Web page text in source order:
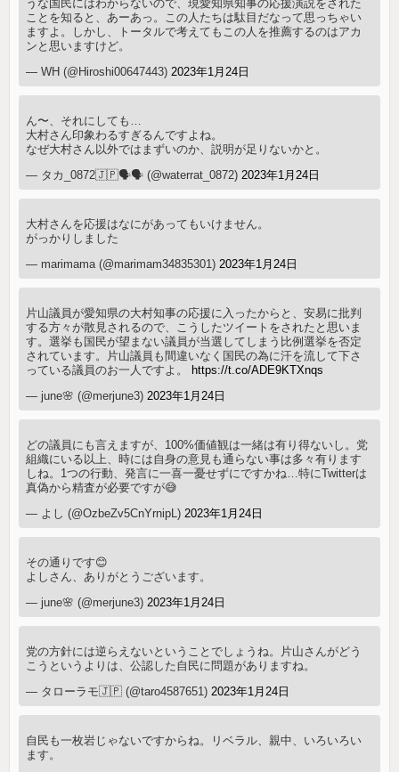
うな国民にはわからないので、現愛知県知事の応援演説をされた
ことを知ると、あーあっ。この人たちは駄目だなって思っちゃい
ますよ。しかし、トータルで考えてもこの人を推薦するのはアカ
ンと思いますけど。
— WH (@Hiroshi00647443) 2023年1月24日
ん〜、それにしても…
大村さん印象わるすぎるんですよね。
なぜ大村さん以外ではまずいのか、説明が足りないかと。
— タカ_0872🇯🇵🗣🗣 (@waterrat_0872) 2023年1月24日
大村さんを応援はなにがあってもいけません。
がっかりしました
— marimama (@marimam34835301) 2023年1月24日
片山議員が愛知県の大村知事の応援に入ったからと、安易に批判
する方々が散見されるので、こうしたツイートをされたと思いま
す。選挙も国民が望まない議員が当選してしまう比例選挙を否定
されています。片山議員も間違いなく国民の為に汗を流して下さ
っている議員のお一人ですよ。 https://t.co/ADE9KTXnqs
— june🌸 (@merjune3) 2023年1月24日
どの議員にも言えますが、100%価値観は一緒は有り得ないし。党
組織にいる以上、時には自身の意見も通らない事は多々有ります
しね。1つの行動、発言に一喜一憂せずにですかね…特にTwitterは
真偽から精査が必要ですが😅
— よし (@OzbeZv5CnYrnipL) 2023年1月24日
その通りです😊
よしさん、ありがとうございます。
— june🌸 (@merjune3) 2023年1月24日
党の方針には逆らえないということでしょうね。片山さんがどう
こうというよりは、公認した自民に問題がありますね。
— タローラモ🇯🇵 (@taro4587651) 2023年1月24日
自民も一枚岩じゃないですからね。リベラル、親中、いろいろい
ます。